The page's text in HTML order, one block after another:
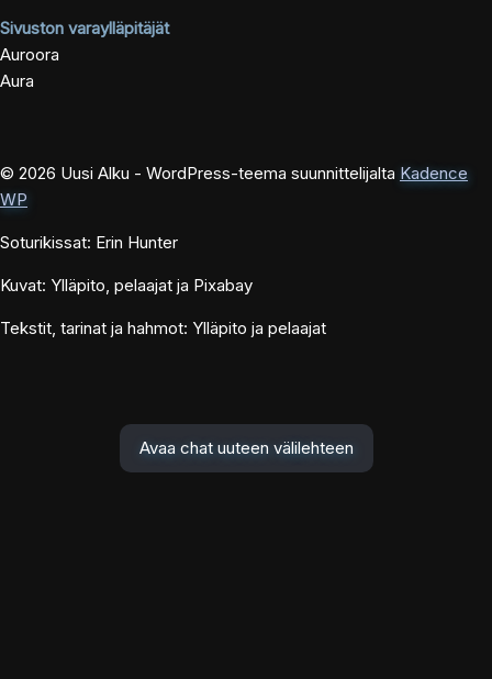
Sivuston varaylläpitäjät
Auroora
Aura
© 2026 Uusi Alku - WordPress-teema suunnittelijalta Kadence
WP
Soturikissat: Erin Hunter
Kuvat: Ylläpito, pelaajat ja Pixabay
Tekstit, tarinat ja hahmot: Ylläpito ja pelaajat
Avaa chat uuteen välilehteen